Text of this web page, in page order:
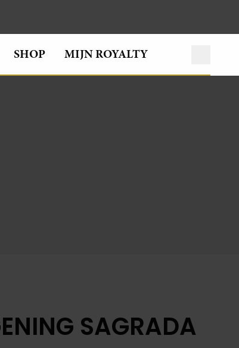
SHOP MIJN ROYALTY
SAGRADA